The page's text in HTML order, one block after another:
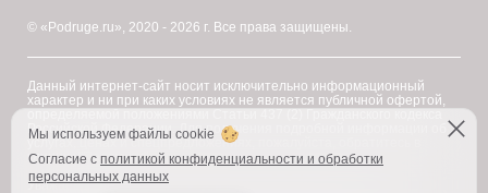
© «Podruge.ru», 2020 - 2026 г. Все права защищены.
Данный интернет-сайт носит исключительно информационный
характер и ни при каких условиях не является публичной офертой,
Российской Федерации. Для получения подробной информации об
услугах, ценах и спецпредложениях, пожалуйста, обратитесь в
клинику "Подружки".
Уважаемые клиенты! В настоящее время на сайте ведутся
Мы используем файлы cookie
Согласие с политикой конфиденциальности и обработки
персональных данных